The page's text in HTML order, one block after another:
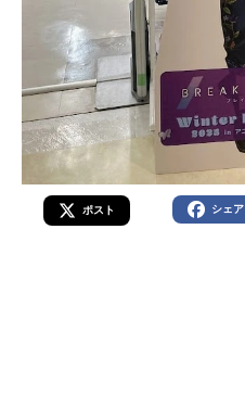
ポスト シェア